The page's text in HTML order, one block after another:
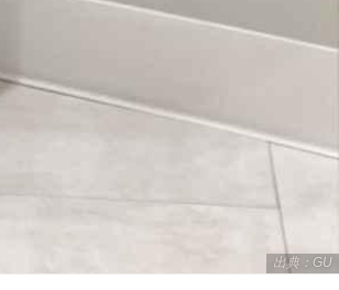
出典：GU